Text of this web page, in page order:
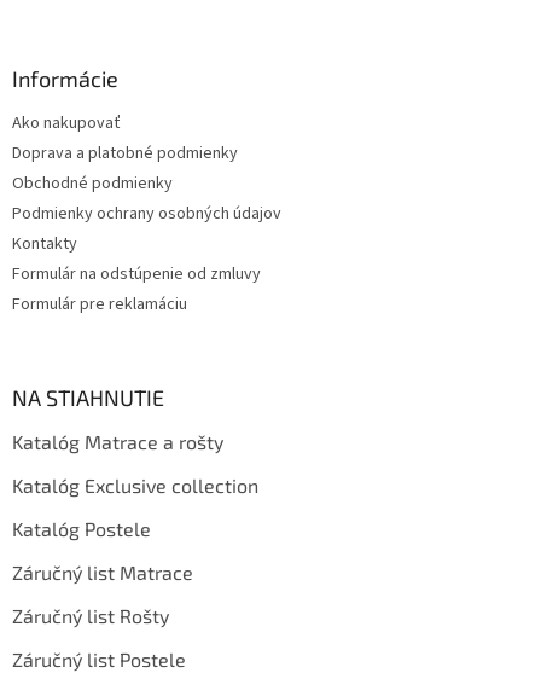
Informácie
Ako nakupovať
Doprava a platobné podmienky
Obchodné podmienky
Podmienky ochrany osobných údajov
Kontakty
Formulár na odstúpenie od zmluvy
Formulár pre reklamáciu
NA STIAHNUTIE
Katalóg Matrace a rošty
Katalóg Exclusive collection
Katalóg Postele
Záručný list Matrace
Záručný list Rošty
Záručný list Postele